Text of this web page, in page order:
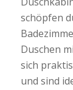
schöpfen
Duschen
sich
und sind